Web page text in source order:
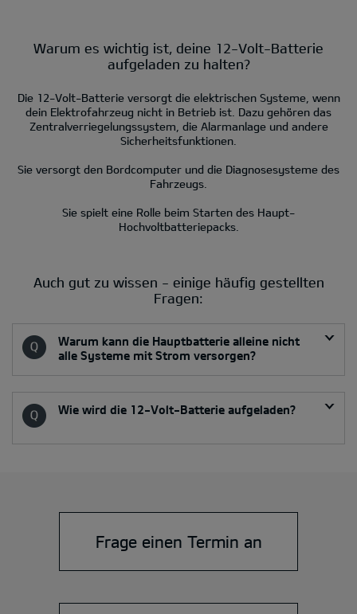
Warum es wichtig ist, deine 12-Volt-Batterie
aufgeladen zu halten?
Die 12-Volt-Batterie versorgt die elektrischen Systeme, wenn
dein Elektrofahrzeug nicht in Betrieb ist. Dazu gehören das
Zentralverriegelungssystem, die Alarmanlage und andere
Sicherheitsfunktionen.
Sie versorgt den Bordcomputer und die Diagnosesysteme des
Fahrzeugs.
Sie spielt eine Rolle beim Starten des Haupt-
Hochvoltbatteriepacks.
Auch gut zu wissen - einige häufig gestellten
Fragen:
Warum kann die Hauptbatterie alleine nicht
alle Systeme mit Strom versorgen?
Wie wird die 12-Volt-Batterie aufgeladen?
Frage einen Termin an